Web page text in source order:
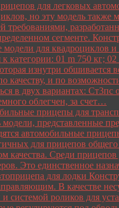
для легковых
но эту модель также
требованиями,
сегменте.
для квадроциклов
категории: 01 m 750 кг;
изнутри обшивается
и по
в двух вариантах:
облегчен, за счет…
прицепы для
представленные
автомобильные
для прицепов
качества. Среди
Это единственное
для лодки
В качестве
роликов для